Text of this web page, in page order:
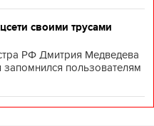
своими трусами
РФ Дмитрия Медведева
пользователям